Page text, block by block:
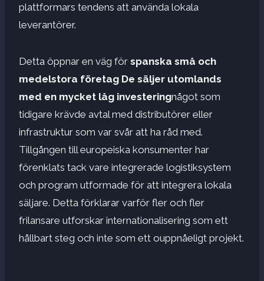
plattformars tendens att använda lokala
leverantörer.
Detta öppnar en väg för spanska små och
medelstora företag De säljer utomlands
med en mycket låg investeringnågot som
tidigare krävde avtal med distributörer eller
infrastruktur som var svår att ha råd med.
Tillgången till europeiska konsumenter har
förenklats tack vare integrerade logistiksystem
och program utformade för att integrera lokala
säljare. Detta förklarar varför fler och fler
frilansare utforskar internationalisering som ett
hållbart steg och inte som ett ouppnåeligt projekt.